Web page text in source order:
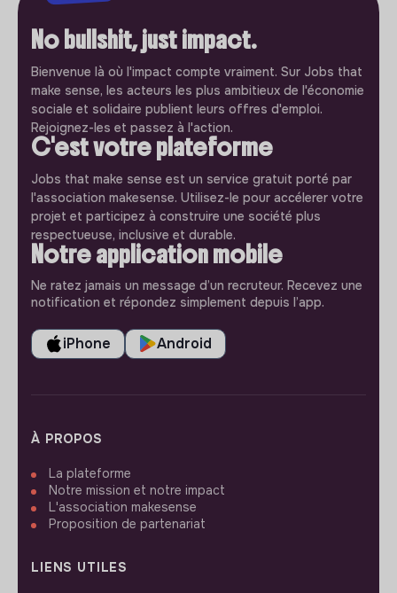
No bullshit, just impact.
Bienvenue là où l'impact compte vraiment. Sur Jobs that
make sense, les acteurs les plus ambitieux de l'économie
sociale et solidaire publient leurs offres d'emploi.
Rejoignez-les et passez à l'action.
C'est votre plateforme
Jobs that make sense est un service gratuit porté par
l'association makesense. Utilisez-le pour accélerer votre
projet et participez à construire une société plus
respectueuse, inclusive et durable.
Notre application mobile
Ne ratez jamais un message d’un recruteur. Recevez une
notification et répondez simplement depuis l’app.
iPhone Android
À PROPOS
La plateforme
Notre mission et notre impact
L'association makesense
Proposition de partenariat
LIENS UTILES